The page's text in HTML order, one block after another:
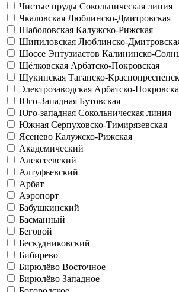
Чистые пруды Сокольническая линия
Чкаловская Люблинско-Дмитровская
Шаболовская Калужско-Рижская
Шипиловская Люблинско-
Шоссе Энтузиастов Калининско-
Щёлковская Арбатско-Покровская
Щукинская Таганско-
Электрозаводская Арбатско-
Юго-Западная Бутовская
Юго-западная Сокольническая линия
Южная Серпуховско-Тимирязевская
Ясенево Калужско-Рижская
Академический
Алексеевский
Алтуфьевский
Арбат
Аэропорт
Бабушкинский
Басманный
Беговой
Бескудниковский
Бибирево
Бирюлёво Восточное
Бирюлёво Западное